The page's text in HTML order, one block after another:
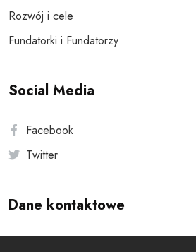
Rozwój i cele
Fundatorki i Fundatorzy
Social Media
Facebook
Twitter
Dane kontaktowe